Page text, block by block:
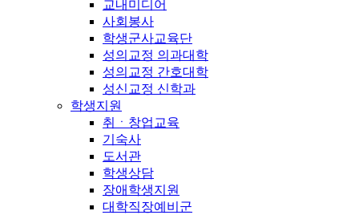
교내미디어
사회봉사
학생군사교육단
성의교정 의과대학
성의교정 간호대학
성신교정 신학과
학생지원
취ㆍ창업교육
기숙사
도서관
학생상담
장애학생지원
대학직장예비군